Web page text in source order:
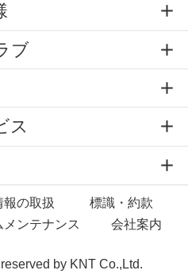
ブ
ス
報の取扱
標識・約款
メンテナンス 会社案内
by KNT Co.,Ltd.